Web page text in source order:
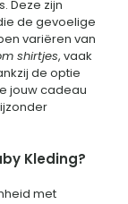
Deze zijn
de gevoelige
variëren van
shirtjes, vaak
de optie
jouw cadeau
Kleding?
met